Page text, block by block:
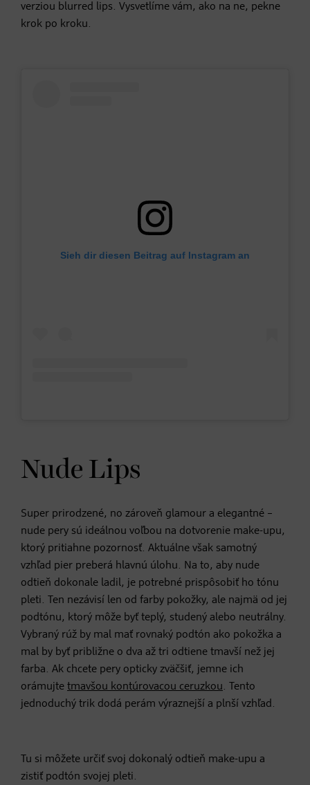
verziou blurred lips. Vysvetlíme vám, ako na ne, pekne
krok po kroku.
Sieh dir diesen Beitrag auf Instagram an
Nude Lips
Super prirodzené, no zároveň glamour a elegantné –
nude pery sú ideálnou voľbou na dotvorenie make-upu,
ktorý pritiahne pozornosť. Aktuálne však samotný
vzhľad pier preberá hlavnú úlohu. Na to, aby nude
odtieň dokonale ladil, je potrebné prispôsobiť ho tónu
pleti. Ten nezávisí len od farby pokožky, ale najmä od jej
podtónu, ktorý môže byť teplý, studený alebo neutrálny.
Vybraný rúž by mal mať rovnaký podtón ako pokožka a
mal by byť približne o dva až tri odtiene tmavší než jej
farba. Ak chcete pery opticky zväčšiť, jemne ich
orámujte tmavšou kontúrovacou ceruzkou. Tento
jednoduchý trik dodá perám výraznejší a plnší vzhľad.
Tu si môžete určiť svoj dokonalý odtieň make-upu a
zistiť podtón svojej pleti.